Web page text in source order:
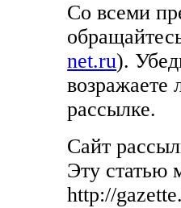
Со всеми
net.ru).
рассылке.
Сайт
Эту статью
http://